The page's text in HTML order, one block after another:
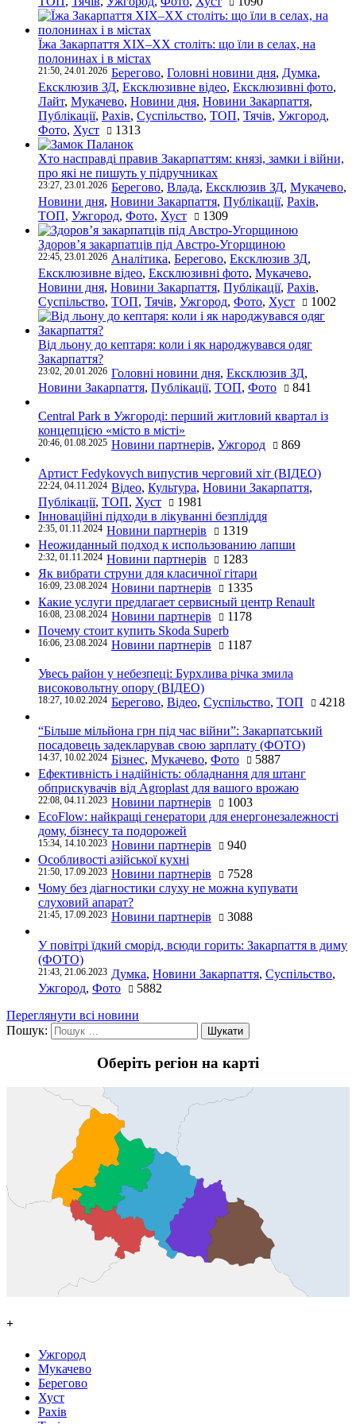
Їжа Закарпаття ХІХ–ХХ століть: що їли в селах, на
полонинах і в містах
21:50, 24.01.2026 Берегово, Головні новини дня, Думка,
Ексклюзив ЗД, Ексклюзивне відео, Ексклюзивні фото,
Лайт, Мукачево, Новини дня, Новини Закарпаття,
Публікації, Рахів, Суспільство, ТОП, Тячів, Ужгород,
Фото, Хуст 1313
Хто насправді правив Закарпаттям: князі, замки і війни,
про які не пишуть у підручниках
23:27, 23.01.2026 Берегово, Влада, Ексклюзив ЗД, Мукачево,
Новини дня, Новини Закарпаття, Публікації, Рахів,
ТОП, Ужгород, Фото, Хуст 1309
Здоров’я закарпатців під Австро-Угорщиною
22:45, 23.01.2026 Аналітика, Берегово, Ексклюзив ЗД,
Ексклюзивне відео, Ексклюзивні фото, Мукачево,
Новини дня, Новини Закарпаття, Публікації, Рахів,
Суспільство, ТОП, Тячів, Ужгород, Фото, Хуст 1002
Від льону до кептаря: коли і як народжувався одяг
Закарпаття?
23:02, 20.01.2026 Головні новини дня, Ексклюзив ЗД,
Новини Закарпаття, Публікації, ТОП, Фото 841
Central Park в Ужгороді: перший житловий квартал із
концепцією «місто в місті»
20:46, 01.08.2025 Новини партнерів, Ужгород 869
Артист Fedykovych випустив черговий хіт (ВІДЕО)
22:24, 04.11.2024 Відео, Культура, Новини Закарпаття,
Публікації, ТОП, Хуст
1981
Інноваційні підходи в лікуванні безпліддя
2:35, 01.11.2024 Новини партнерів
1319
Неожиданный подход к использованию лапши
2:32, 01.11.2024 Новини партнерів
1283
Як вибрати струни для класичної гітари
16:09, 23.08.2024 Новини партнерів
1335
Какие услуги предлагает сервисный центр Renault
16:08, 23.08.2024 Новини партнерів
1178
Почему стоит купить Skoda Superb
16:06, 23.08.2024 Новини партнерів 1187
Увесь район у небезпеці: Бурхлива річка змила
високовольтну опору (ВІДЕО)
18:27, 10.02.2024 Берегово, Відео, Суспільство, ТОП 4218
“Більше мільйона грн під час війни”: Закарпатський
посадовець задекларував свою зарплату (ФОТО)
14:37, 10.02.2024 Бізнес, Мукачево, Фото
5887
Ефективність і надійність: обладнання для штанг
обприскувачів від Agroplast для вашого врожаю
22:08, 04.11.2023 Новини партнерів
1003
EcoFlow: найкращі генератори для енергонезалежності
дому, бізнесу та подорожей
15:34, 14.10.2023 Новини партнерів
940
Особливості азійської кухні
21:50, 17.09.2023 Новини партнерів
7528
Чому без діагностики слуху не можна купувати
слуховий апарат?
21:45, 17.09.2023 Новини партнерів 3088
У повітрі їдкий сморід, всюди горить: Закарпаття в диму
(ФОТО)
21:43, 21.06.2023 Думка, Новини Закарпаття, Суспільство,
Ужгород, Фото
5882
Переглянути всі новини
Пошук:
Оберіть регіон на карті
+
Ужгород
Мукачево
Берегово
Хуст
Рахів